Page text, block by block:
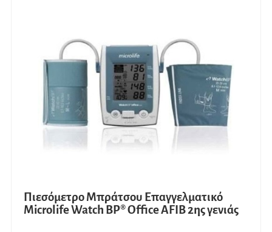
Πιεσόμετρο Μπράτσου Επαγγελματικό
Microlife Watch BP® Office AFIB 2ης γενιάς